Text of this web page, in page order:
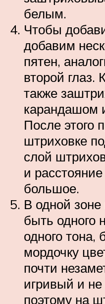
белым.
Чтобы
добавим
пятен,
второй глаз.
также
карандашом
После этого
штриховке
слой
и
большое.
В одной
быть одного
одного тона,
мордочку
почти
игривый и
поэтому на